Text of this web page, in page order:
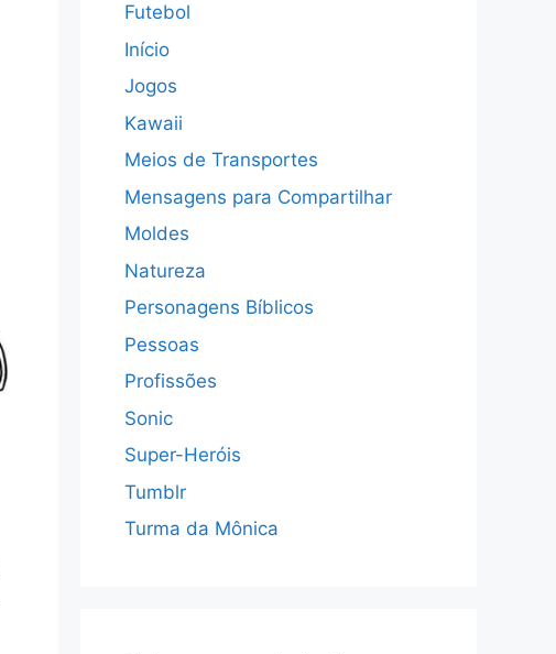
Futebol
Início
Jogos
Kawaii
Meios de Transportes
Mensagens para Compartilhar
Moldes
Natureza
Personagens Bíblicos
Pessoas
Profissões
Sonic
Super-Heróis
Tumblr
Turma da Mônica